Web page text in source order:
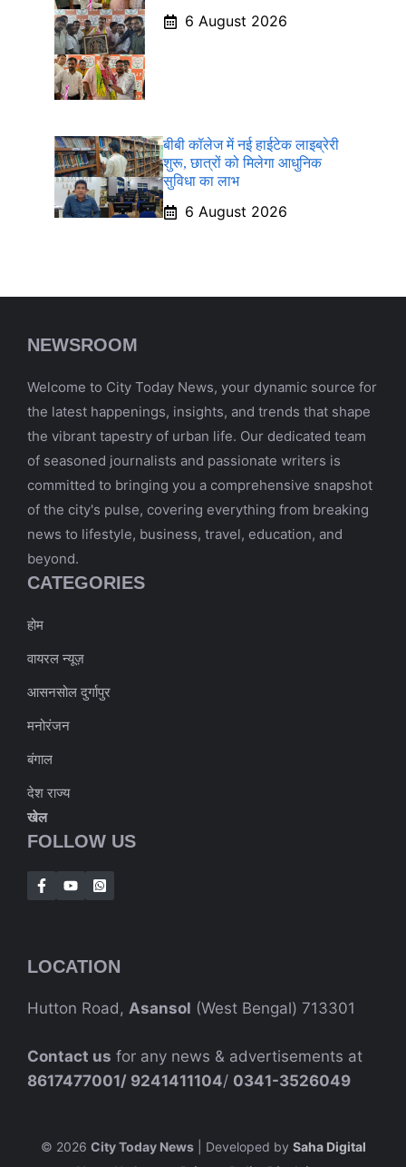
6 August 2026
बीबी कॉलेज में नई हाईटेक लाइब्रेरी
शुरू, छात्रों को मिलेगा आधुनिक
सुविधा का लाभ
6 August 2026
NEWSROOM
Welcome to City Today News, your dynamic source for
the latest happenings, insights, and trends that shape
the vibrant tapestry of urban life. Our dedicated team
of seasoned journalists and passionate writers is
committed to bringing you a comprehensive snapshot
of the city's pulse, covering everything from breaking
news to lifestyle, business, travel, education, and
beyond.
CATEGORIES
होम
वायरल न्यूज़
आसनसोल दुर्गापुर
मनोरंजन
बंगाल
देश राज्य
खेल
FOLLOW US
LOCATION
Hutton Road, Asansol (West Bengal) 713301
Contact us for any news & advertisements at
8617477001/ 9241411104/ 0341-3526049
© 2026 City Today News| Developed by Saha Digital